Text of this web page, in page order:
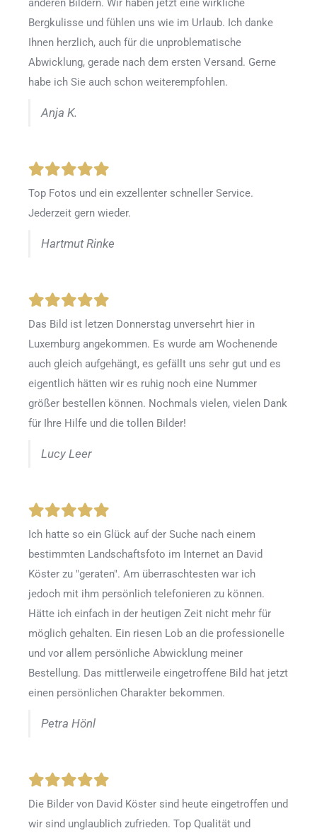
anderen Bildern. Wir haben jetzt eine wirkliche
Bergkulisse und fühlen uns wie im Urlaub. Ich danke
Ihnen herzlich, auch für die unproblematische
Abwicklung, gerade nach dem ersten Versand. Gerne
habe ich Sie auch schon weiterempfohlen.
Anja K.
Top Fotos und ein exzellenter schneller Service.
Jederzeit gern wieder.
Hartmut Rinke
Das Bild ist letzen Donnerstag unversehrt hier in
Luxemburg angekommen. Es wurde am Wochenende
auch gleich aufgehängt, es gefällt uns sehr gut und es
eigentlich hätten wir es ruhig noch eine Nummer
größer bestellen können. Nochmals vielen, vielen Dank
für Ihre Hilfe und die tollen Bilder!
Lucy Leer
Ich hatte so ein Glück auf der Suche nach einem
bestimmten Landschaftsfoto im Internet an David
Köster zu "geraten". Am überraschtesten war ich
jedoch mit ihm persönlich telefonieren zu können.
Hätte ich einfach in der heutigen Zeit nicht mehr für
möglich gehalten. Ein riesen Lob an die professionelle
und vor allem persönliche Abwicklung meiner
Bestellung. Das mittlerweile eingetroffene Bild hat jetzt
einen persönlichen Charakter bekommen.
Petra Hönl
Die Bilder von David Köster sind heute eingetroffen und
wir sind unglaublich zufrieden. Top Qualität und